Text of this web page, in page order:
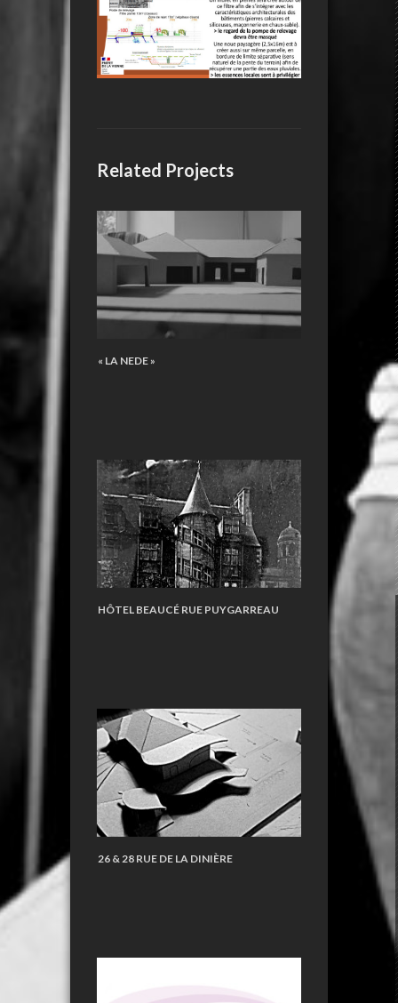
Related Projects
« LA NEDE »
HÔTEL BEAUCÉ RUE PUYGARREAU
26 & 28 RUE DE LA DINIÈRE